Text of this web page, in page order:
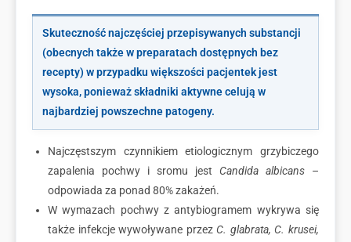
Skuteczność najczęściej przepisywanych substancji
(obecnych także w preparatach dostępnych bez
recepty) w przypadku większości pacjentek jest
wysoka, ponieważ składniki aktywne celują w
najbardziej powszechne patogeny.
Najczęstszym czynnikiem etiologicznym grzybiczego
zapalenia pochwy i sromu jest Candida albicans –
odpowiada za ponad 80% zakażeń.
W wymazach pochwy z antybiogramem wykrywa się
także infekcje wywoływane przezC. glabrata, C. krusei,